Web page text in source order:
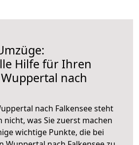
Hilfe für Ihren
nach
nach Falkensee steht
nicht, was Sie zuerst machen
wichtige Punkte, die bei